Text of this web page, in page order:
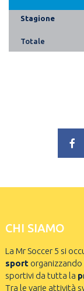
Stagione
Totale
CHI SIAMO
La Mr Soccer 5 si
sportorganizzando
sportivi da tutta la
Tra le varie attività